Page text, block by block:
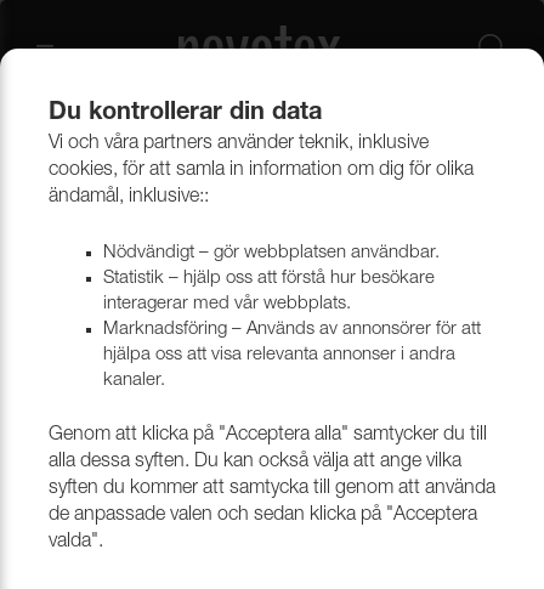
Beklädnadsmaterial Möbeltyger Alla möbeltyger
Du kontrollerar din data
Vi och våra partners använder teknik, inklusive
cookies, för att samla in information om dig för olika
ändamål, inklusive::
Nödvändigt – gör webbplatsen användbar.
Statistik – hjälp oss att förstå hur besökare
interagerar med vår webbplats.
Marknadsföring – Används av annonsörer för att
hjälpa oss att visa relevanta annonser i andra
kanaler.
Genom att klicka på "Acceptera alla" samtycker du till
alla dessa syften. Du kan också välja att ange vilka
syften du kommer att samtycka till genom att använda
de anpassade valen och sedan klicka på "Acceptera
valda".